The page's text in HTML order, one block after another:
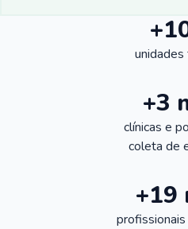
unidades
+3
clínicas e
coleta de
+19